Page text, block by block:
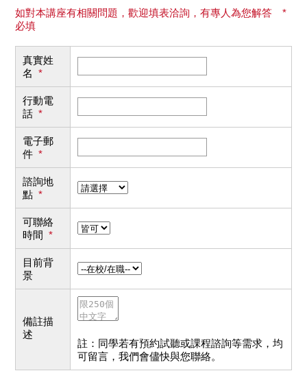
如對本講座有相關問題，歡迎填表洽詢，有專人為您解答 *
必填
真實姓
名 *
行動電
話 *
電子郵
件 *
諮詢地
點 *
可聯絡
時間 *
目前背
景
備註描
述
註：同學若有預約試聽或課程諮詢等需求，均
可留言，我們會儘快與您聯絡。